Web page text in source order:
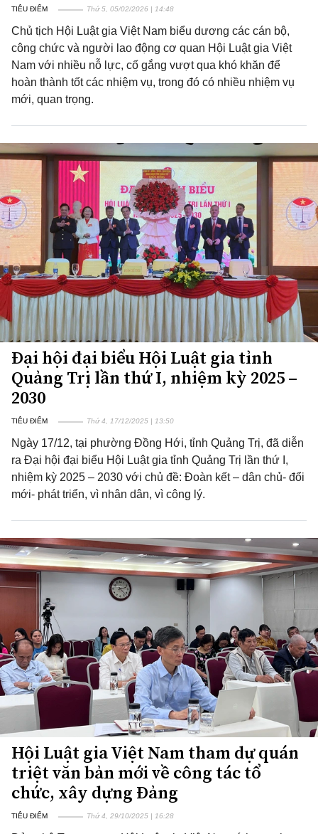
TIÊU ĐIỂM Thứ 5, 05/02/2026 | 14:48
Chủ tịch Hội Luật gia Việt Nam biểu dương các cán bộ,
công chức và người lao động cơ quan Hội Luật gia Việt
Nam với nhiều nỗ lực, cố gắng vượt qua khó khăn để
hoàn thành tốt các nhiệm vụ, trong đó có nhiều nhiệm vụ
mới, quan trọng.
Đại hội đại biểu Hội Luật gia tỉnh
Quảng Trị lần thứ I, nhiệm kỳ 2025 –
2030
TIÊU ĐIỂM Thứ 4, 17/12/2025 | 13:50
Ngày 17/12, tại phường Đồng Hới, tỉnh Quảng Trị, đã diễn
ra Đại hội đại biểu Hội Luật gia tỉnh Quảng Trị lần thứ I,
nhiệm kỳ 2025 – 2030 với chủ đề: Đoàn kết – dân chủ- đổi
mới- phát triển, vì nhân dân, vì công lý.
Hội Luật gia Việt Nam tham dự quán
triệt văn bản mới về công tác tổ
chức, xây dựng Đảng
TIÊU ĐIỂM Thứ 4, 29/10/2025 | 16:28